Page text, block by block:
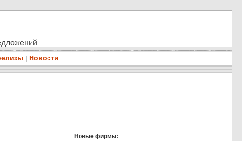
| Новости
Новые фирмы: